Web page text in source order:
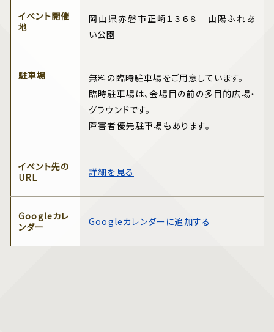
イベント開催
地
岡山県赤磐市正崎１３６８ 山陽ふれあ
い公園
駐車場
無料の臨時駐車場をご用意しています。
臨時駐車場は、会場目の前の多目的広場・
グラウンドです。
障害者優先駐車場もあります。
イベント先の
URL
詳細を見る
Googleカレ
ンダー
Googleカレンダーに追加する